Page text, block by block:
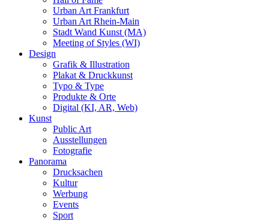
Urban Art Frankfurt
Urban Art Rhein-Main
Stadt Wand Kunst (MA)
Meeting of Styles (WI)
Design
Grafik & Illustration
Plakat & Druckkunst
Typo & Type
Produkte & Orte
Digital (KI, AR, Web)
Kunst
Public Art
Ausstellungen
Fotografie
Panorama
Drucksachen
Kultur
Werbung
Events
Sport